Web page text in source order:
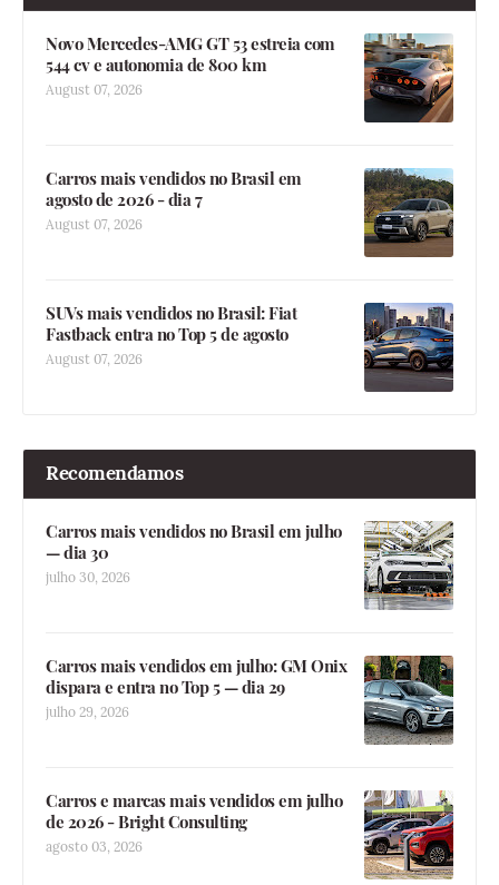
Novo Mercedes-AMG GT 53 estreia com
544 cv e autonomia de 800 km
August 07, 2026
Carros mais vendidos no Brasil em
agosto de 2026 - dia 7
August 07, 2026
SUVs mais vendidos no Brasil: Fiat
Fastback entra no Top 5 de agosto
August 07, 2026
Recomendamos
Carros mais vendidos no Brasil em julho
— dia 30
julho 30, 2026
Carros mais vendidos em julho: GM Onix
dispara e entra no Top 5 — dia 29
julho 29, 2026
Carros e marcas mais vendidos em julho
de 2026 - Bright Consulting
agosto 03, 2026